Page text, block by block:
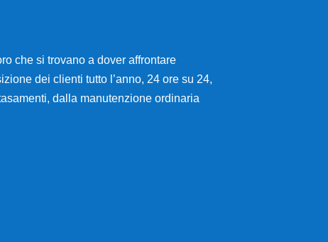
che si trovano a dover affrontare
dei clienti tutto l’anno, 24 ore su 24,
dalla manutenzione ordinaria